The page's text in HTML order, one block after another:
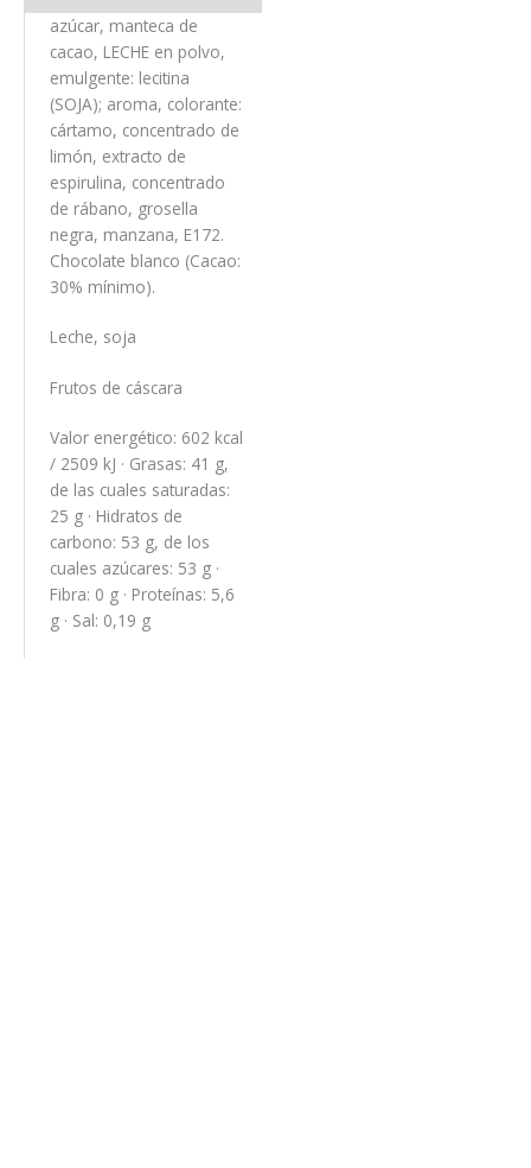
azúcar, manteca de
cacao, LECHE en polvo,
emulgente: lecitina
(SOJA); aroma, colorante:
cártamo, concentrado de
limón, extracto de
espirulina, concentrado
de rábano, grosella
negra, manzana, E172.
Chocolate blanco (Cacao:
30% mínimo).
Leche, soja
Frutos de cáscara
Valor energético: 602 kcal
/ 2509 kJ · Grasas: 41 g,
de las cuales saturadas:
25 g · Hidratos de
carbono: 53 g, de los
cuales azúcares: 53 g ·
Fibra: 0 g · Proteínas: 5,6
g · Sal: 0,19 g